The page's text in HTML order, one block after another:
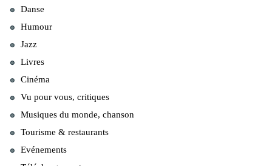
Danse
Humour
Jazz
Livres
Cinéma
Vu pour vous, critiques
Musiques du monde, chanson
Tourisme & restaurants
Evénements